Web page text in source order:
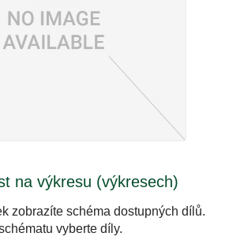
na výkresu (výkresech)
zobrazíte schéma dostupných dílů.
vyberte díly.